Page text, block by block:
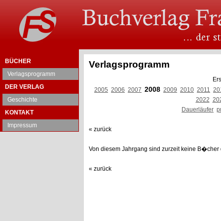
BÜCHER
Verlagsprogramm
DER VERLAG
Geschichte
KONTAKT
Impressum
Verlagsprogramm
2005 2006 2007 2008 2009 2010 2011
2022
Dauerläufer
« zurück
Von diesem Jahrgang sind zurzeit keine B�cher
« zurück